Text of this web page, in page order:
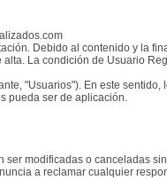
Debido al contenido y la
La condición de Usuario
"Usuarios"). En este sentido,
pueda ser de aplicación.
ser modificadas o canceladas
a reclamar cualquier